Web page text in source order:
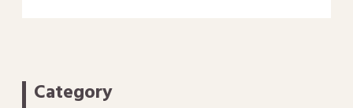
－ 鳥栖事業所のブログ
Category